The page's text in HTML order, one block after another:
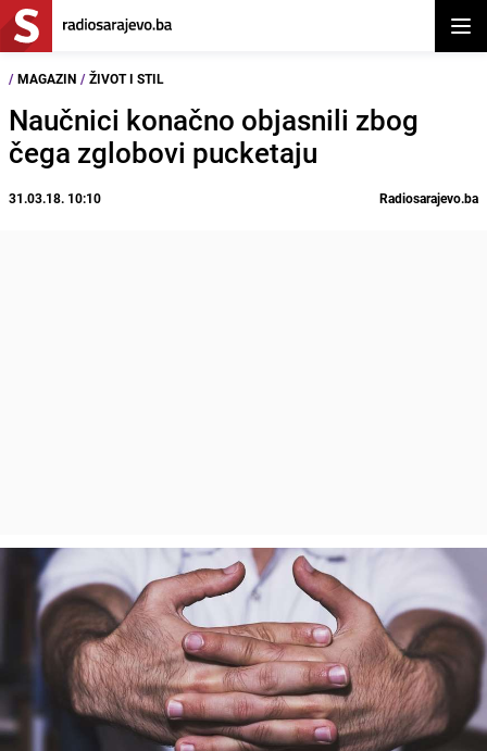
/ MAGAZIN / ŽIVOT I STIL
Naučnici konačno objasnili zbog
čega zglobovi pucketaju
31.03.18. 10:10 Radiosarajevo.ba